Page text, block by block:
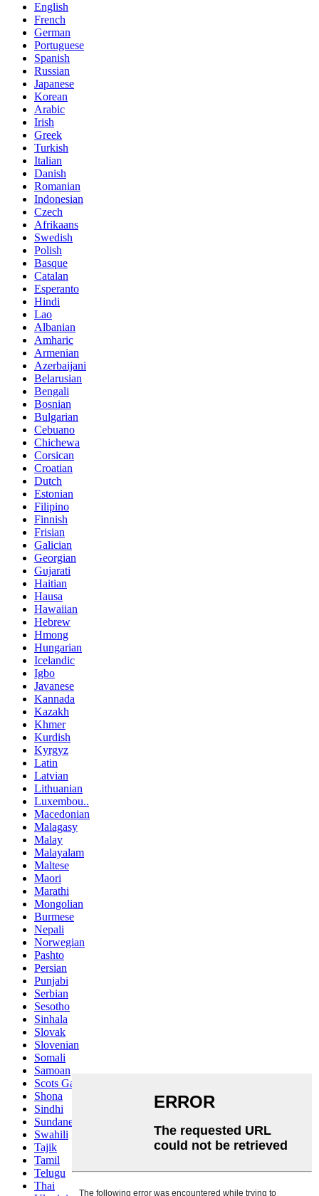
English
French
German
Portuguese
Spanish
Russian
Japanese
Korean
Arabic
Irish
Greek
Turkish
Italian
Danish
Romanian
Indonesian
Czech
Afrikaans
Swedish
Polish
Basque
Catalan
Esperanto
Hindi
Lao
Albanian
Amharic
Armenian
Azerbaijani
Belarusian
Bengali
Bosnian
Bulgarian
Cebuano
Chichewa
Corsican
Croatian
Dutch
Estonian
Filipino
Finnish
Frisian
Galician
Georgian
Gujarati
Haitian
Hausa
Hawaiian
Hebrew
Hmong
Hungarian
Icelandic
Igbo
Javanese
Kannada
Kazakh
Khmer
Kurdish
Kyrgyz
Latin
Latvian
Lithuanian
Luxembou..
Macedonian
Malagasy
Malay
Malayalam
Maltese
Maori
Marathi
Mongolian
Burmese
Nepali
Norwegian
Pashto
Persian
Punjabi
Serbian
Sesotho
Sinhala
Slovak
Slovenian
Somali
Samoan
Scots Gaelic
Shona
Sindhi
Sundanese
Swahili
Tajik
Tamil
Telugu
Thai